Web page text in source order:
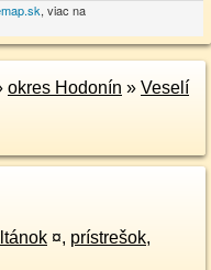
, viac na
okres Hodonín » Veselí
¤, prístrešok,